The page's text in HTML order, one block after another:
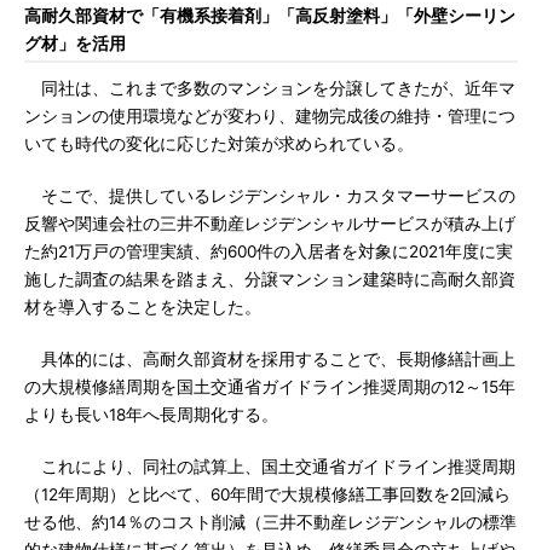
高耐久部資材で「有機系接着剤」「高反射塗料」「外壁シーリン
グ材」を活用
同社は、これまで多数のマンションを分譲してきたが、近年マ
ンションの使用環境などが変わり、建物完成後の維持・管理につ
いても時代の変化に応じた対策が求められている。
そこで、提供しているレジデンシャル・カスタマーサービスの
反響や関連会社の三井不動産レジデンシャルサービスが積み上げ
た約21万戸の管理実績、約600件の入居者を対象に2021年度に実
施した調査の結果を踏まえ、分譲マンション建築時に高耐久部資
材を導入することを決定した。
具体的には、高耐久部資材を採用することで、長期修繕計画上
の大規模修繕周期を国土交通省ガイドライン推奨周期の12～15年
よりも長い18年へ長周期化する。
これにより、同社の試算上、国土交通省ガイドライン推奨周期
（12年周期）と比べて、60年間で大規模修繕工事回数を2回減ら
せる他、約14％のコスト削減（三井不動産レジデンシャルの標準